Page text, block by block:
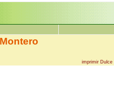
imprimir Dulce